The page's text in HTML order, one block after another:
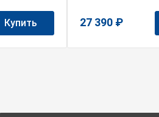
Купить 27 390 ₽